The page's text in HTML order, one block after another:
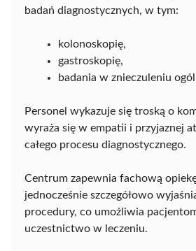
badań diagnostycznych, w tym:
kolonoskopię,
gastroskopię,
badania w znieczuleniu
Personel wykazuje się troską o
wyraża się w empatii i przyjaznej
całego procesu diagnostycznego.
Centrum zapewnia fachową
jednocześnie szczegółowo
procedury, co umożliwia
uczestnictwo w leczeniu.